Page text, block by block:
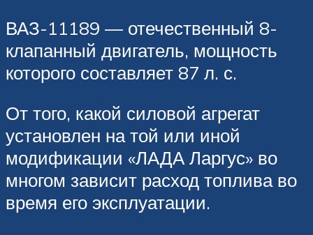
ВАЗ-11189 — отечественный 8-
клапанный двигатель, мощность
которого составляет 87 л. с.
От того, какой силовой агрегат
установлен на той или иной
модификации «ЛАДА Ларгус» во
многом зависит расход топлива во
время его эксплуатации.